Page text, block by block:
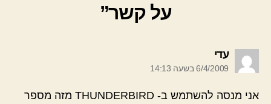
על קשר”
עדי
6/4/2009 בשעה 14:13
אני מנסה להשתמש ב- THUNDERBIRD מזה מספר